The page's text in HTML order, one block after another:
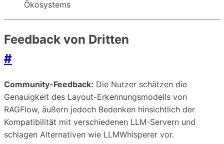
Ökosystems
Feedback von Dritten
#
Community-Feedback: Die Nutzer schätzen die
Genauigkeit des Layout-Erkennungsmodells von
RAGFlow, äußern jedoch Bedenken hinsichtlich der
Kompatibilität mit verschiedenen LLM-Servern und
schlagen Alternativen wie LLMWhisperer vor.